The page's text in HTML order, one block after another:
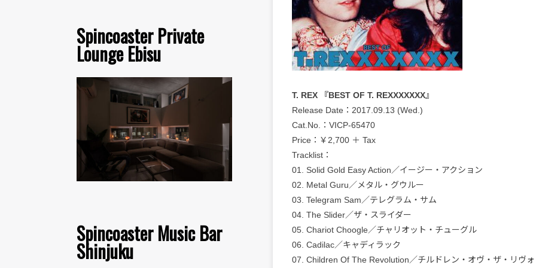
Spincoaster Private
Lounge Ebisu
Spincoaster Music Bar
Shinjuku
T. REX 『BEST OF T. REXXXXXXX』
Release Date：2017.09.13 (Wed.)
Cat.No.：VICP-65470
Price：￥2,700 ＋ Tax
Tracklist：
01. Solid Gold Easy Action／イージー・アクション
02. Metal Guru／メタル・グウルー
03. Telegram Sam／テレグラム・サム
04. The Slider／ザ・スライダー
05. Chariot Choogle／チャリオット・チューグル
06. Cadilac／キャディラック
07. Children Of The Revolution／チルドレン・オヴ・ザ・リヴ